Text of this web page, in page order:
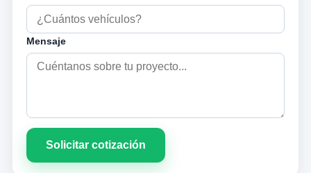
Mensaje
Solicitar cotización